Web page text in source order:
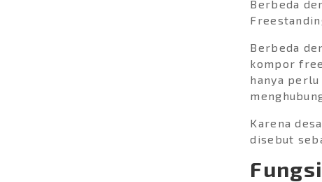
Berbeda
Berbeda
kompor
hanya
Karena
disebut